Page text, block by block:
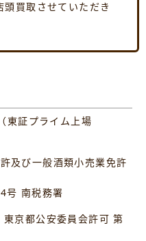
買取させていただき
証プライム上場
び一般酒類小売業免許
税務署
公安委員会許可 第